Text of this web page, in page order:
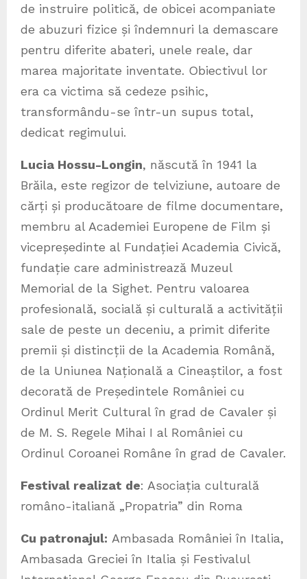
de instruire politică, de obicei acompaniate
de abuzuri fizice și îndemnuri la demascare
pentru diferite abateri, unele reale, dar
marea majoritate inventate. Obiectivul lor
era ca victima să cedeze psihic,
transformându-se într-un supus total,
dedicat regimului.
Lucia Hossu-Longin, născută în 1941 la
Brăila, este regizor de telviziune, autoare de
cărți și producătoare de filme documentare,
membru al Academiei Europene de Film și
vicepreședinte al Fundației Academia Civică,
fundație care administrează Muzeul
Memorial de la Sighet. Pentru valoarea
profesională, socială și culturală a activității
sale de peste un deceniu, a primit diferite
premii și distincții de la Academia Română,
de la Uniunea Națională a Cineaștilor, a fost
decorată de Președintele României cu
Ordinul Merit Cultural în grad de Cavaler și
de M. S. Regele Mihai I al României cu
Ordinul Coroanei Române în grad de Cavaler.
Festival realizat de: Asociația culturală
româno-italiană „Propatria” din Roma
Cu patronajul: Ambasada României în Italia,
Ambasada Greciei în Italia și Festivalul